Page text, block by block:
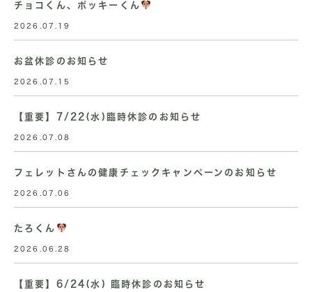
チョコくん、ポッキーくん
2026.07.19
お盆休診のお知らせ
2026.07.15
【重要】7/22(水)臨時休診のお知らせ
2026.07.08
フェレットさんの健康チェックキャンペーンのお知らせ
2026.07.06
たろくん
2026.06.28
【重要】6/24(水) 臨時休診のお知らせ